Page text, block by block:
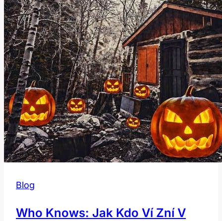
Blog
Who Knows: Jak Kdo Ví Zní V